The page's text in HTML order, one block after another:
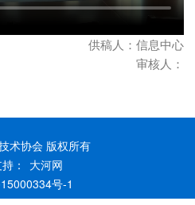
供稿人：信息中心
审核人：
术协会 版权所有
：
大河网
号-1